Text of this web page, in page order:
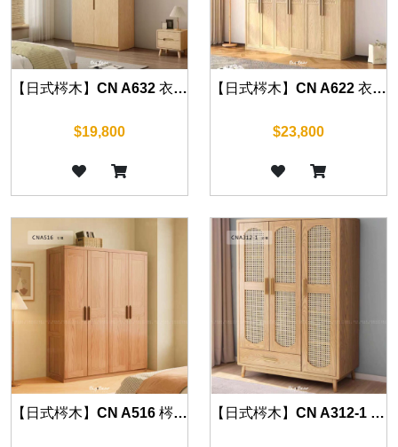
【日式梣木】CN A632 衣櫃 80cm/120cm/160cm
$19,800
【日式梣木】CN A622 衣櫃 90cm/125cm/165cm/205cm/245cm
$23,800
【日式梣木】CN A516 梣木四門衣櫃 165cm 【日式梣木】CN A312-1 梣木藤編三門衣櫃 120cm